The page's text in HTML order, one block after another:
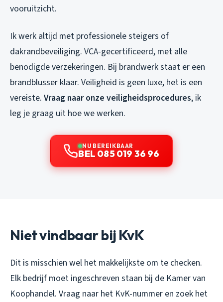
vooruitzicht.
Ik werk altijd met professionele steigers of
dakrandbeveiliging. VCA-gecertificeerd, met alle
benodigde verzekeringen. Bij brandwerk staat er een
brandblusser klaar. Veiligheid is geen luxe, het is een
vereiste. Vraag naar onze veiligheidsprocedures, ik
leg je graag uit hoe we werken.
NU BEREIKBAAR
BEL 085 019 36 96
Niet vindbaar bij KvK
Dit is misschien wel het makkelijkste om te checken.
Elk bedrijf moet ingeschreven staan bij de Kamer van
Koophandel. Vraag naar het KvK-nummer en zoek het